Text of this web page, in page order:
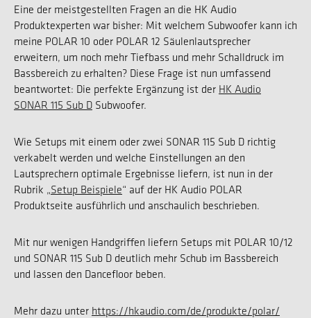
Eine der meistgestellten Fragen an die HK Audio
Produktexperten war bisher: Mit welchem Subwoofer kann ich
meine POLAR 10 oder POLAR 12 Säulenlautsprecher
erweitern, um noch mehr Tiefbass und mehr Schalldruck im
Bassbereich zu erhalten? Diese Frage ist nun umfassend
beantwortet: Die perfekte Ergänzung ist der HK Audio
SONAR 115 Sub D Subwoofer.
Wie Setups mit einem oder zwei SONAR 115 Sub D richtig
verkabelt werden und welche Einstellungen an den
Lautsprechern optimale Ergebnisse liefern, ist nun in der
Rubrik „Setup Beispiele“ auf der HK Audio POLAR
Produktseite ausführlich und anschaulich beschrieben.
Mit nur wenigen Handgriffen liefern Setups mit POLAR 10/12
und SONAR 115 Sub D deutlich mehr Schub im Bassbereich
und lassen den Dancefloor beben.
Mehr dazu unter https://hkaudio.com/de/produkte/polar/